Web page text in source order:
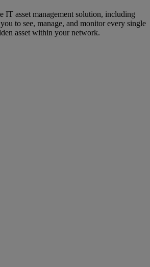
IT asset management solution, including
to see, manage, and monitor every single
asset within your network.